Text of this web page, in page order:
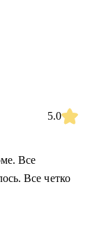
5.0
Все
Все четко